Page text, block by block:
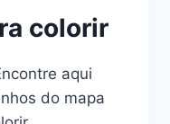
colorir
aqui
do mapa